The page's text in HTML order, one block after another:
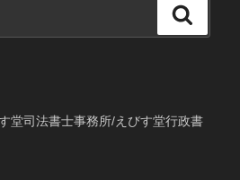
索
堂司法書士事務所/えびす堂行政書